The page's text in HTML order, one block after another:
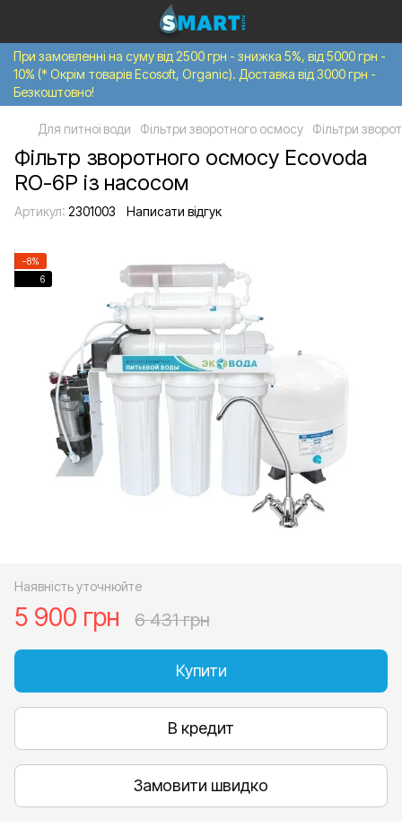
При замовленні на суму від 2500 грн - знижка 5%, від 5000 грн -
10% (* Окрім товарів Ecosoft, Organic). Доставка від 3000 грн -
Безкоштовно!
Для питної води Фільтри зворотного осмосу Фільтри
Фільтр зворотного осмосу Ecovoda
RO-6P із насосом
Артикул: 2301003 Написати відгук
−8%
6
Наявність уточнюйте
5 900 грн 6 431 грн
Купити
В кредит
Замовити швидко